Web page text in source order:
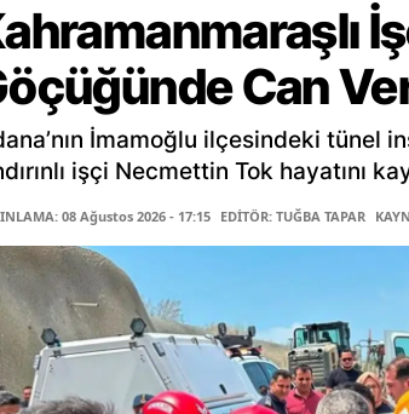
Can
İmamoğlu ilçesindeki tünel
işçi Necmettin Tok hayatını
08 Ağustos 2026 - 17:15 EDİTÖR: TUĞBA TAPAR